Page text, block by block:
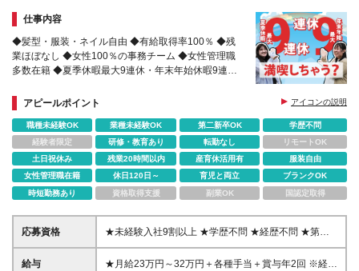
仕事内容
◆髪型・服装・ネイル自由 ◆有給取得率100％ ◆残
業ほぼなし ◆女性100％の事務チーム ◆女性管理職
多数在籍 ◆夏季休暇最大9連休・年末年始休暇9連
ーマシン完備
アピールポイント アイコンの説明
職種未経験OK 業種未経験OK 第二新卒OK
学歴不問
経験者限定
研修・教育あり 転勤なし
リモートOK
土日祝休み
残業20時間以内 産育休活用有
服装自由
女性管理職在籍
休日120日～ 育児と両立
ブランクOK
時短勤務あり
資格取得支援 副業OK 国認定取得
応募資格
★未経験入社9割以上 ★学歴不問 ★経歴不問 ★第二
新卒歓迎 ＊…必須条件…＊ ◇35歳以下の方（長期キ
ャリア形成のため） ◇基礎的なPCスキル（タイピン
給与
★月給23万円～32万円＋各種手当＋賞与年2回 ※経